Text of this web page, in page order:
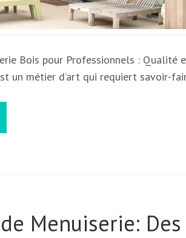
Bois pour Professionnels : Qualité
un métier d’art qui requiert savoir-
Menuiserie: